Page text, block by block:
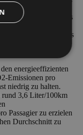
Fluglinie
zu schließen. Das
aus der Welt über
wird es
und dabei mit
reisen.
energieeffizienten
Emissionen pro
niedrig zu halten.
rund 3,6 Liter/100km
Passagier zu erzielen
Durchschnitt zu
wie die